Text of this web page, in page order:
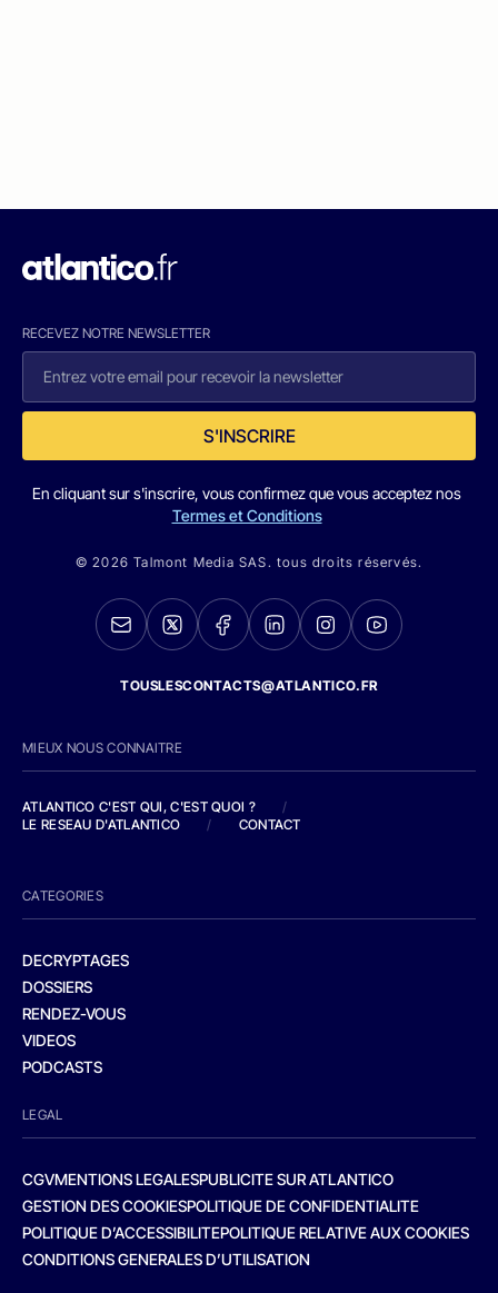
RECEVEZ NOTRE NEWSLETTER
S'INSCRIRE
En cliquant sur s'inscrire, vous confirmez que vous acceptez nos
Termes et Conditions
© 2026 Talmont Media SAS. tous droits réservés.
TOUSLESCONTACTS@ATLANTICO.FR
MIEUX NOUS CONNAITRE
ATLANTICO C'EST QUI, C'EST QUOI ?
/
LE RESEAU D'ATLANTICO
/ CONTACT
CATEGORIES
DECRYPTAGES
DOSSIERS
RENDEZ-VOUS
VIDEOS
PODCASTS
LEGAL
CGVMENTIONS LEGALESPUBLICITE SUR ATLANTICO
GESTION DES COOKIESPOLITIQUE DE CONFIDENTIALITE
POLITIQUE D’ACCESSIBILITEPOLITIQUE RELATIVE AUX COOKIES
CONDITIONS GENERALES D’UTILISATION